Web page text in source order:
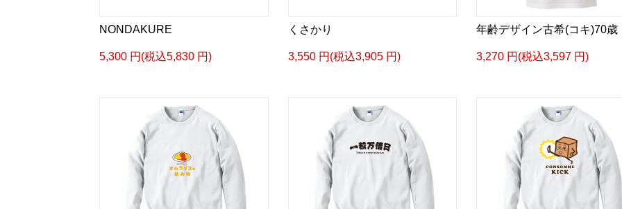
NONDAKURE
5,300 円(税込5,830 円)
くさかり
3,550 円(税込3,905 円)
年齢デザイン古希(コキ)70歳
3,270 円(税込3,597 円)